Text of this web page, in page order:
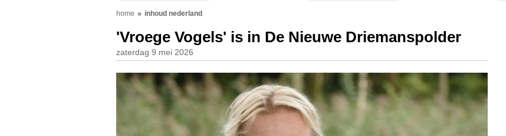
home inhoud nederland
'Vroege Vogels' is in De Nieuwe Driemanspolder
zaterdag 9 mei 2026